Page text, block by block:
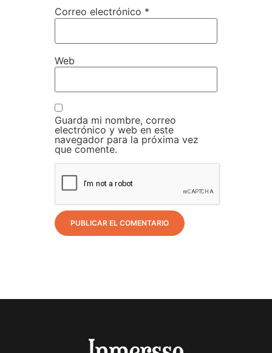
Correo electrónico *
Web
Guarda mi nombre, correo
electrónico y web en este
navegador para la próxima vez
que comente.